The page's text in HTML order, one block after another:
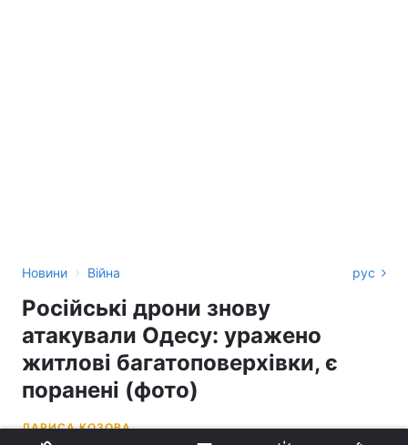
Новини › Війна рус
Російські дрони знову
атакували Одесу: уражено
житлові багатоповерхівки, є
поранені (фото)
ЛАРИСА КОЗОВА